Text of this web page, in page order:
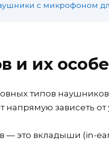
с микрофоном
и их
типов
зависеть
это вкладыши (in-